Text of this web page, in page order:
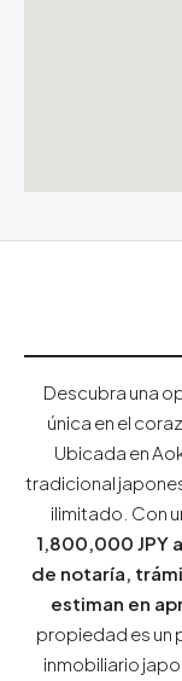
Descubra una
única en el
Ubicada en
tradicional
ilimitado. Con
1,800,000 JPY a
de notaría,
estiman en
propiedad es un
inmobiliario